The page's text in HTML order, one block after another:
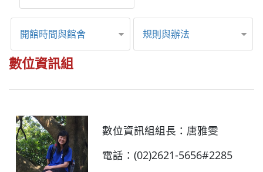
開館時間與館舍 規則與辦法
數位資訊組
數位資訊組組長：唐雅雯
電話：(02)2621-5656#2285